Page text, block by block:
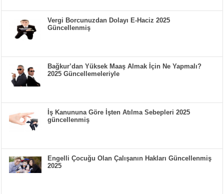
Vergi Borcunuzdan Dolayı E-Haciz 2025
Güncellenmiş
Bağkur’dan Yüksek Maaş Almak İçin Ne Yapmalı?
2025 Güncellemeleriyle
İş Kanununa Göre İşten Atılma Sebepleri 2025
güncellenmiş
Engelli Çocuğu Olan Çalışanın Hakları Güncellenmiş
2025